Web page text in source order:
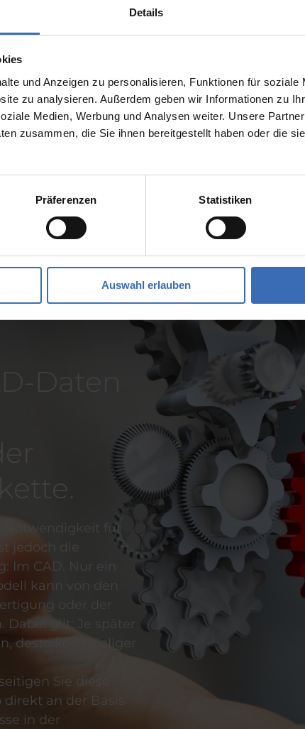
Details
und Anzeigen zu personalisieren, Funktionen für soziale
zu analysieren. Außerdem geben wir Informationen zu
Medien, Werbung und Analysen weiter. Unsere
zusammen, die Sie ihnen bereitgestellt haben oder die
Präferenzen Statistiken
Auswahl erlauben
Sie die Einhaltung Ihrer
Ihrer Konstruktionsdaten. Damit
und Digitalisierung Ihrer
Daten
für
jedoch die
Im CAD. Nur ein
kann von den
oder der
gilt: Je später
desto kostspieliger
Sie diese
direkt an der Basis
in der